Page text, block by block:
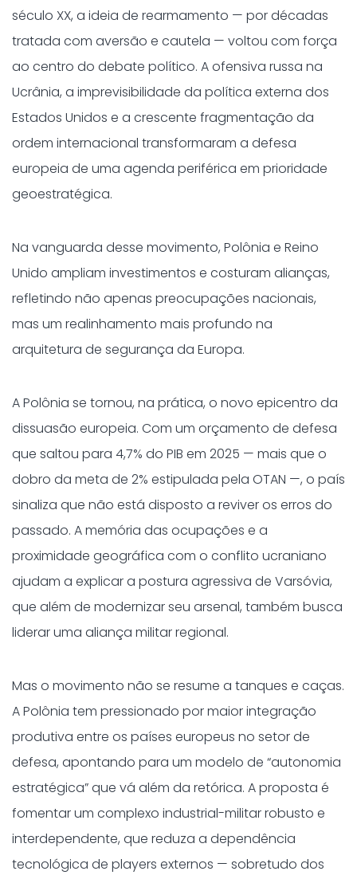
século XX, a ideia de rearmamento — por décadas
tratada com aversão e cautela — voltou com força
ao centro do debate político. A ofensiva russa na
Ucrânia, a imprevisibilidade da política externa dos
Estados Unidos e a crescente fragmentação da
ordem internacional transformaram a defesa
europeia de uma agenda periférica em prioridade
geoestratégica.
Na vanguarda desse movimento, Polônia e Reino
Unido ampliam investimentos e costuram alianças,
refletindo não apenas preocupações nacionais,
mas um realinhamento mais profundo na
arquitetura de segurança da Europa.
A Polônia se tornou, na prática, o novo epicentro da
dissuasão europeia. Com um orçamento de defesa
que saltou para 4,7% do PIB em 2025 — mais que o
dobro da meta de 2% estipulada pela OTAN —, o país
sinaliza que não está disposto a reviver os erros do
passado. A memória das ocupações e a
proximidade geográfica com o conflito ucraniano
ajudam a explicar a postura agressiva de Varsóvia,
que além de modernizar seu arsenal, também busca
liderar uma aliança militar regional.
Mas o movimento não se resume a tanques e caças.
A Polônia tem pressionado por maior integração
produtiva entre os países europeus no setor de
defesa, apontando para um modelo de “autonomia
estratégica” que vá além da retórica. A proposta é
fomentar um complexo industrial-militar robusto e
interdependente, que reduza a dependência
tecnológica de players externos — sobretudo dos